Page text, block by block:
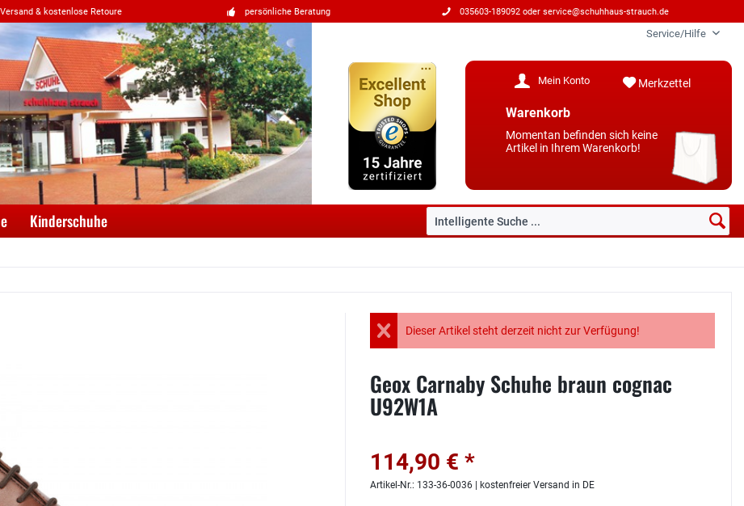
& kostenlose Retoure persönliche Beratung 035603-189092 oder service@schuhhaus-strauch.de
Service/Hilfe
Merkzettel
Mein Konto
Warenkorb
Momentan befinden sich keine
Artikel in Ihrem Warenkorb!
Kinderschuhe
Dieser Artikel steht derzeit nicht zur Verfügung!
Geox Carnaby Schuhe braun cognac
U92W1A
114,90 € *
Artikel-Nr.: 133-36-0036 | kostenfreier Versand in DE